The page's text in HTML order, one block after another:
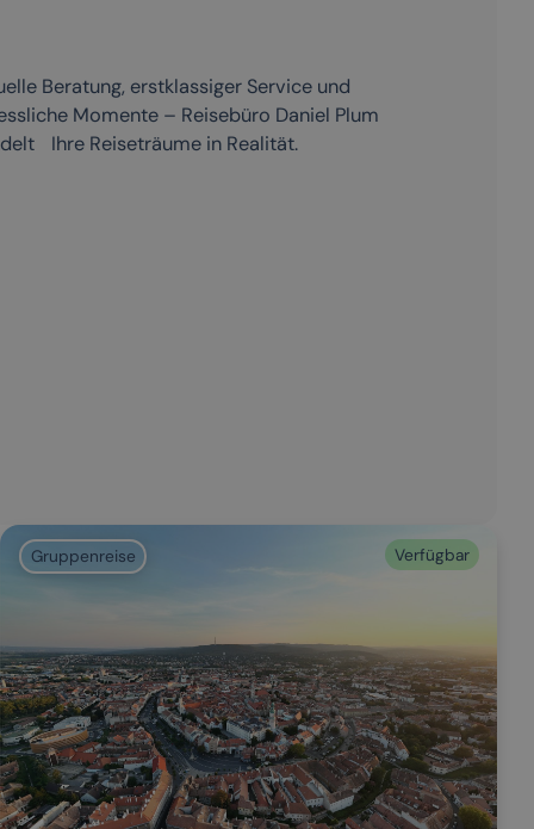
Beratung, erstklassiger Service und
Momente – Reisebüro Daniel Plum
Ihre Reiseträume in Realität.
Gruppenreise Verfügbar